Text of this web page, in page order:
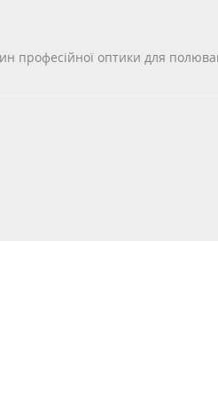
професійної оптики для